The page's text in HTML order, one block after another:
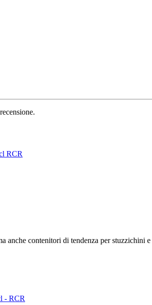
anche contenitori di tendenza per stuzzichini e